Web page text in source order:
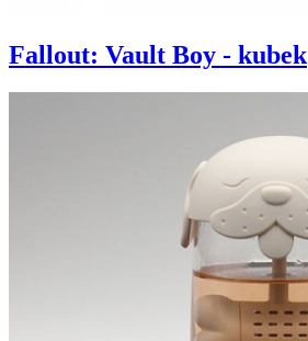
Fallout: Vault Boy - kubek